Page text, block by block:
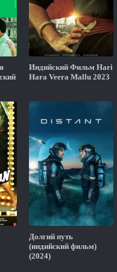
Индийский Фильм Hari
Hara Veera Mallu 2023
Долгий путь
(индийский фильм)
(2024)